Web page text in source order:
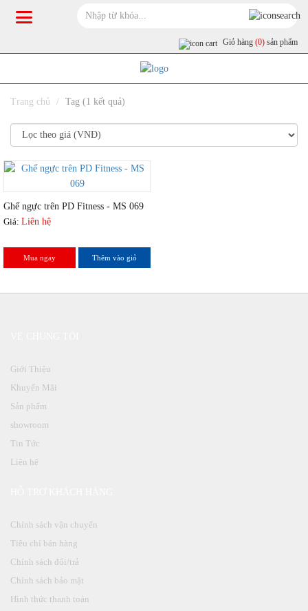
Giỏ hàng (0) sản phẩm
Trang chủ Tag (1 kết quả)
Ghế ngực trên PD Fitness - MS 069
Giá: Liên hệ
Mua ngay Thêm vào giỏ
Giới Thiệu
Khuyến Mãi
Sản phẩm
showroom
Tin Tức
Liên hệ
Chính sách vận chuyển
Tiêu chí bán hàng
Chính sách đổi/trả
Chính sách bảo mật
Hình thức thanh toán